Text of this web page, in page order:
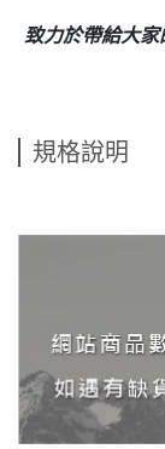
致力於帶給大家
規格說明